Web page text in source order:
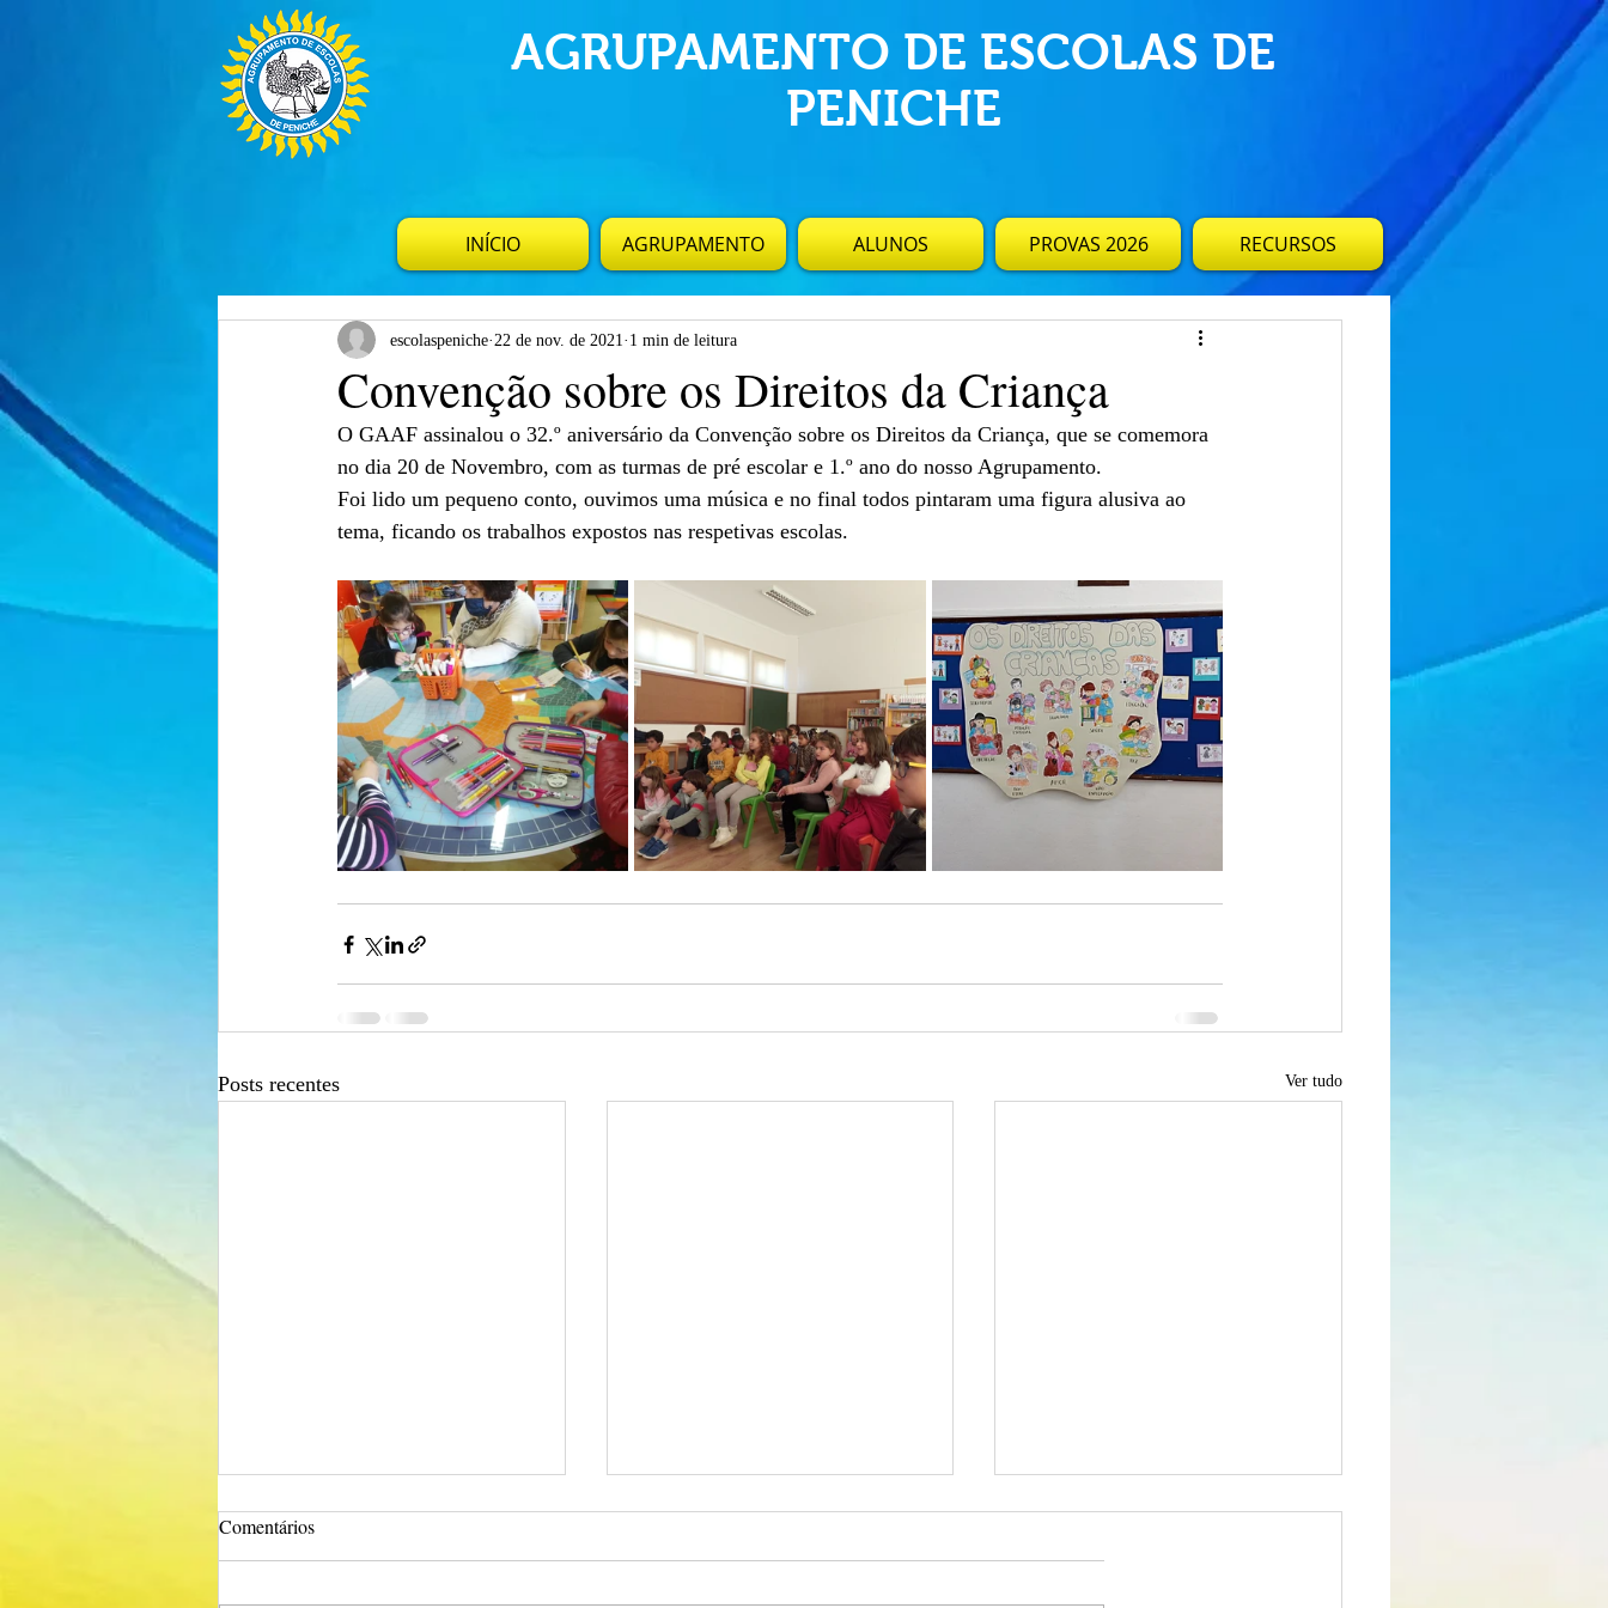
AGRUPAMENTO DE ESCOLAS DE
PENICHE
INÍCIO AGRUPAMENTO ALUNOS PROVAS 2026 RECURSOS
Convenção sobre os Direitos da Criança
escolaspeniche 22 de nov. de 2021 1 min de leitura
O GAAF assinalou o 32.º aniversário da Convenção sobre os Direitos da Criança, que se comemora
no dia 20 de Novembro, com as turmas de pré escolar e 1.º ano do nosso Agrupamento.
Foi lido um pequeno conto, ouvimos uma música e no final todos pintaram uma figura alusiva ao
tema, ficando os trabalhos expostos nas respetivas escolas.
Posts recentes Ver tudo
Comentários